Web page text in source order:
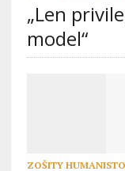
„Len
model“
ZOŠITY